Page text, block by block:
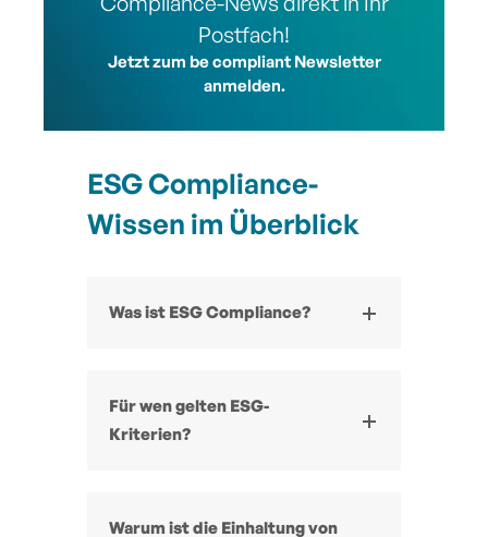
Postfach!
Jetzt zum be compliant Newsletter
anmelden.
ESG Compliance-
Wissen im Überblick
Was ist ESG Compliance?
Für wen gelten ESG-
Kriterien?
Warum ist die Einhaltung von